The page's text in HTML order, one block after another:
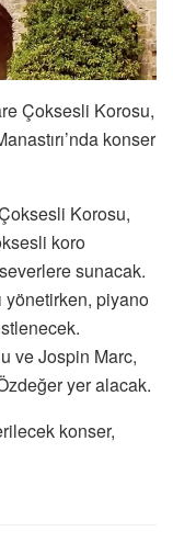
Çoksesli Korosu,
konser
Korosu,
koro
sunacak.
yönetirken, piyano
ve Jospin Marc,
yer alacak.
konser,